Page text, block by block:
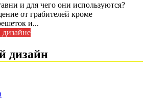
и для чего они используются?
от грабителей кроме
и...
дизайне
дизайн